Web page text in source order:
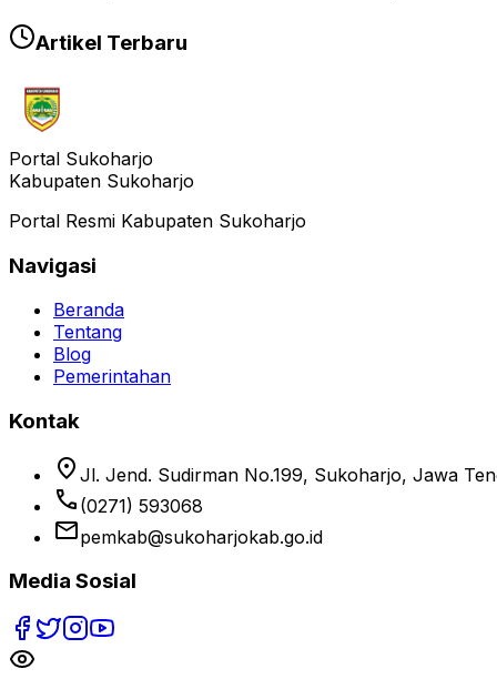
Artikel Terbaru
Portal Sukoharjo
Kabupaten Sukoharjo
Portal Resmi Kabupaten Sukoharjo
Navigasi
Beranda
Tentang
Blog
Pemerintahan
Kontak
location_on Jl. Jend. Sudirman No.199, Sukoharjo, Jawa
phone (0271) 593068
emailpemkab@sukoharjokab.go.id
Media Sosial